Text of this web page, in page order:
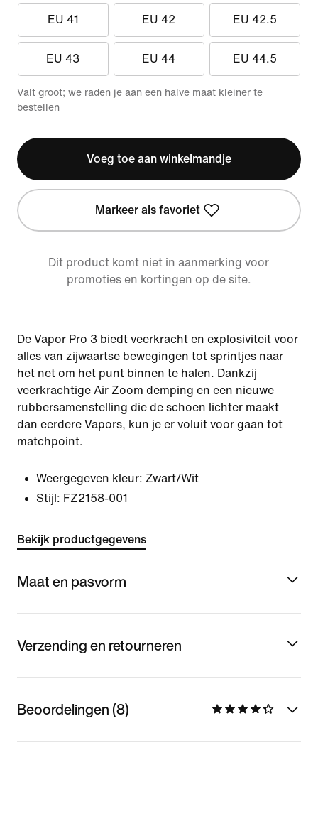
EU 41 EU 42 EU 42.5
EU 43 EU 44 EU 44.5
Valt groot; we raden je aan een halve maat kleiner te
bestellen
Voeg toe aan winkelmandje
Markeer als favoriet
Dit product komt niet in aanmerking voor
promoties en kortingen op de site.
De Vapor Pro 3 biedt veerkracht en explosiviteit voor
alles van zijwaartse bewegingen tot sprintjes naar
het net om het punt binnen te halen. Dankzij
veerkrachtige Air Zoom demping en een nieuwe
rubbersamenstelling die de schoen lichter maakt
dan eerdere Vapors, kun je er voluit voor gaan tot
matchpoint.
Weergegeven kleur: Zwart/Wit
Stijl: FZ2158-001
Bekijk productgegevens
Maat en pasvorm
Verzending en retourneren
Beoordelingen (8)